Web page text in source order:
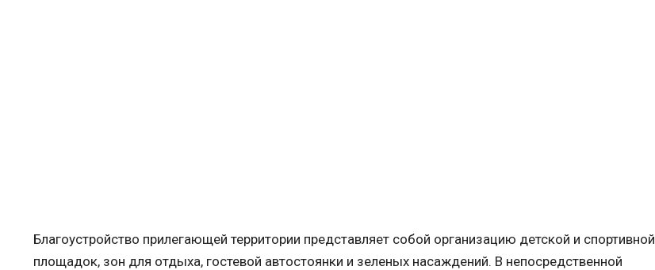
Благоустройство прилегающей территории представляет собой организацию детской и спортивной
площадок, зон для отдыха, гостевой автостоянки и зеленых насаждений. В непосредственной